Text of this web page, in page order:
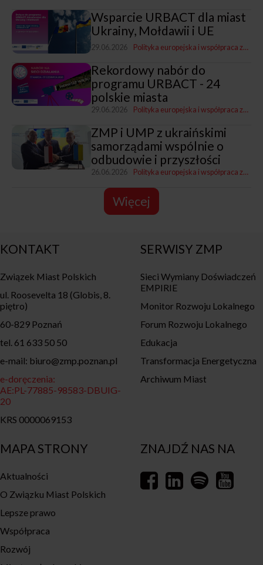
Wsparcie URBACT dla miast
Ukrainy, Mołdawii i UE
29.06.2026 Polityka europejska i współpraca zagraniczna
Rekordowy nabór do
programu URBACT - 24
polskie miasta
29.06.2026 Polityka europejska i współpraca zagraniczna
ZMP i UMP z ukraińskimi
samorządami wspólnie o
odbudowie i przyszłości
26.06.2026 Polityka europejska i współpraca zagraniczna
Więcej
MAPA STRONY
Aktualności
O Związku Miast Polskich
Lepsze prawo
Współpraca
Rozwój
KONTAKT
Związek Miast Polskich
ul. Roosevelta 18 (Globis, 8.
piętro)
60-829 Poznań
tel. 61 633 50 50
e-mail: biuro@zmp.poznan.pl
e-doręczenia:
AE:PL-77885-98583-DBUIG-
20
KRS 0000069153
SERWISY ZMP
Sieci Wymiany Doświadczeń
EMPIRIE
Monitor Rozwoju Lokalnego
Forum Rozwoju Lokalnego
Edukacja
Transformacja Energetyczna
Archiwum Miast
ZNAJDŹ NAS NA